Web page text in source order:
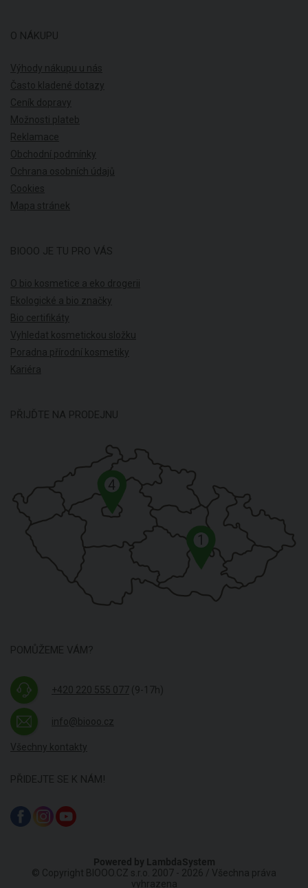
O NÁKUPU
Výhody nákupu u nás
Často kladené dotazy
Ceník dopravy
Možnosti plateb
Reklamace
Obchodní podmínky
Ochrana osobních údajů
Cookies
Mapa stránek
BIOOO JE TU PRO VÁS
O bio kosmetice a eko drogerii
Ekologické a bio značky
Bio certifikáty
Vyhledat kosmetickou složku
Poradna přírodní kosmetiky
Kariéra
PŘIJĎTE NA PRODEJNU
1
4
POMŮŽEME VÁM?
+420 220 555 077 (9-17h)
info@biooo.cz
Všechny kontakty
PŘIDEJTE SE K NÁM!
Powered by LambdaSystem
© Copyright BIOOO.CZ s.r.o. 2007 - 2026 / Všechna práva
vyhrazena